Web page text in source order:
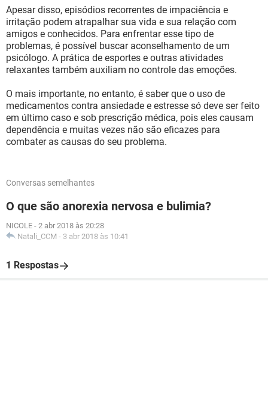
Apesar disso, episódios recorrentes de impaciência e
irritação podem atrapalhar sua vida e sua relação com
amigos e conhecidos. Para enfrentar esse tipo de
problemas, é possível buscar aconselhamento de um
psicólogo. A prática de esportes e outras atividades
relaxantes também auxiliam no controle das emoções.
O mais importante, no entanto, é saber que o uso de
medicamentos contra ansiedade e estresse só deve ser feito
em último caso e sob prescrição médica, pois eles causam
dependência e muitas vezes não são eficazes para
combater as causas do seu problema.
Conversas semelhantes
O que são anorexia nervosa e bulimia?
NICOLE - 2 abr 2018 às 20:28
Natali_CCM - 3 abr 2018 às 10:41
1 Respostas